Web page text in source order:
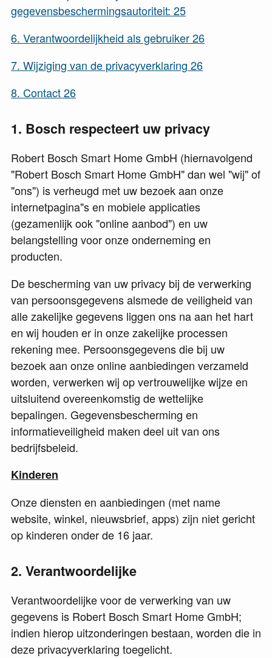
gegevensbeschermingsautoriteit: 25
6. Verantwoordelijkheid als gebruiker26
7. Wijziging van de privacyverklaring 26
8. Contact26
1 Bosch respecteert uw privacy
Robert Bosch Smart Home GmbH (hiernavolgend
"Robert Bosch Smart Home GmbH"dan wel "wij"of
"ons") is verheugd met uw bezoek aan onze
internetpagina"s en mobiele applicaties
(gezamenlijk ook "online aanbod") en uw
belangstelling voor onze onderneming en
producten.
De bescherming van uw privacy bij de verwerking
van persoonsgegevens alsmede de veiligheid van
alle zakelijke gegevens liggen ons na aan het hart
en wij houden er in onze zakelijke processen
rekening mee. Persoonsgegevens die bij uw
bezoek aan onze online aanbiedingen verzameld
worden, verwerken wij op vertrouwelijke wijze en
uitsluitend overeenkomstig de wettelijke
bepalingen. Gegevensbescherming en
informatieveiligheid maken deel uit van ons
bedrijfsbeleid.
Kinderen
Onze diensten en aanbiedingen (met name
website, winkel, nieuwsbrief, apps) zijn niet gericht
op kinderen onder de 16 jaar.
2 Verantwoordelijke
Verantwoordelijke voor de verwerking van uw
gegevens is Robert Bosch Smart Home GmbH;
indien hierop uitzonderingen bestaan, worden die in
deze privacyverklaring toegelicht.